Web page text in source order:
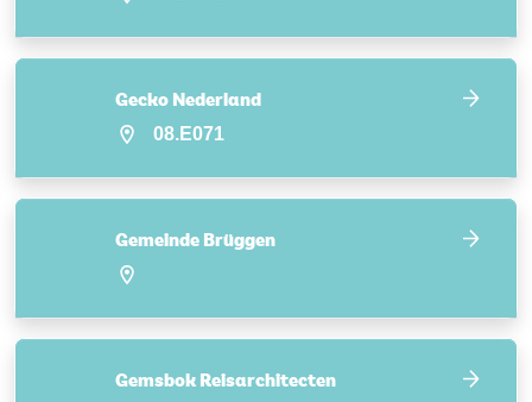
Gecko Nederland
08.E071
Gemeinde Brüggen
Gemsbok Reisarchitecten